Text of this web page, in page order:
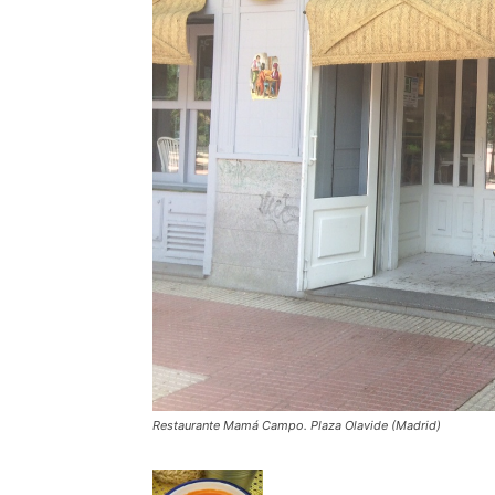
Restaurante Mamá Campo. Plaza Olavide (Madrid)